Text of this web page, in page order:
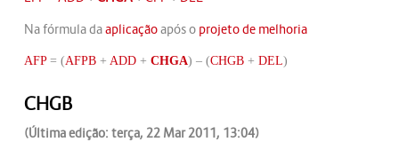
Na fórmula daaplicaçãoapós o projeto de melhoria
AFP= (AFPB+ ADD+ CHGA) – (CHGB+ DEL)
CHGB
(Última edição: terça, 22 Mar 2011, 13:04)